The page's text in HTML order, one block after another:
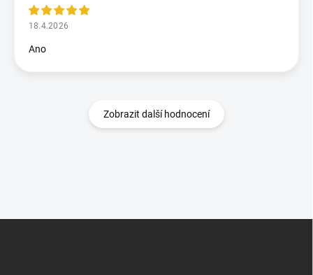
18.4.2026
Ano
Zobrazit další hodnocení